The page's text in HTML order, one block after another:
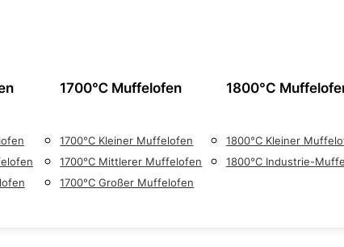
1700℃ Muffelofen
1700°C Kleiner Muffelofen
1700°C Mittlerer Muffelofen
1700°C Großer Muffelofen
1800°C
1800°C Kleiner
1800°C Industrie-